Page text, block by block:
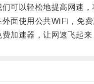
以轻松地提高网速，
使用公共WiFi，免费
速器，让网速飞起来